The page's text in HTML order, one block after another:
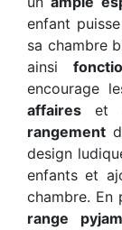
enfant
sa chambre
ainsi
encourage
affaires et
rangement
design
enfants et
chambre. En
range